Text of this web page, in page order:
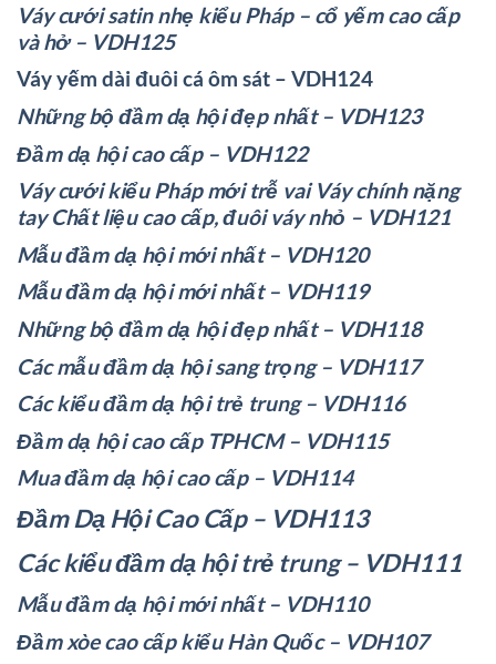
Váy cưới satin nhẹ kiểu Pháp – cổ yếm cao cấp
và hở – VDH125
Váy yếm dài đuôi cá ôm sát – VDH124
Những bộ đầm dạ hội đẹp nhất – VDH123
Đầm dạ hội cao cấp – VDH122
Váy cưới kiểu Pháp mới trễ vai Váy chính nặng
tay Chất liệu cao cấp, đuôi váy nhỏ – VDH121
Mẫu đầm dạ hội mới nhất – VDH120
Mẫu đầm dạ hội mới nhất – VDH119
Những bộ đầm dạ hội đẹp nhất – VDH118
Các mẫu đầm dạ hội sang trọng – VDH117
Các kiểu đầm dạ hội trẻ trung – VDH116
Đầm dạ hội cao cấp TPHCM – VDH115
Mua đầm dạ hội cao cấp – VDH114
Đầm Dạ Hội Cao Cấp – VDH113
Các kiểu đầm dạ hội trẻ trung – VDH111
Mẫu đầm dạ hội mới nhất – VDH110
Đầm xòe cao cấp kiểu Hàn Quốc – VDH107